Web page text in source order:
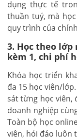
dụng thực tế
thuần tuý, mà
quy trình của
3. Học theo lớp
kèm 1, chi phí
Khóa học triển
đa 15 học viên/
sát từng học viên,
doanh nghiệp
Toàn bộ học
viên, hỏi đáo luôn